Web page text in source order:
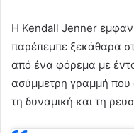
Η Kendall Jenner
παρέπεμπε ξεκάθαρα
από ένα φόρεμα με
ασύμμετρη γραμμή που
τη δυναμική και τη